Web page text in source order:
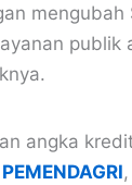
mengubah
publik
angka